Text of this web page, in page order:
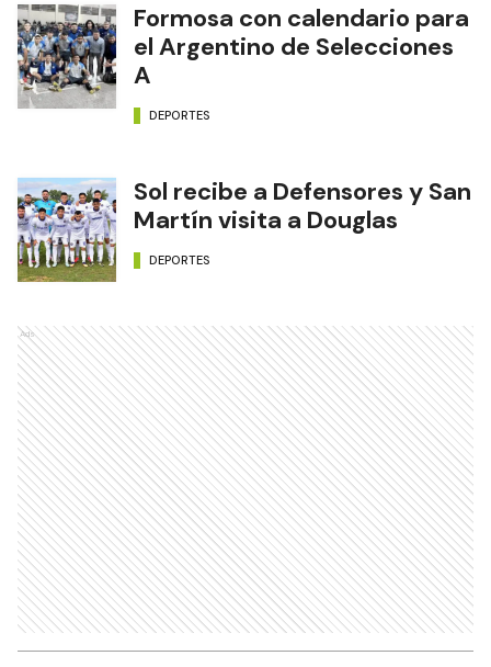
Formosa con calendario para
el Argentino de Selecciones
A
DEPORTES
Sol recibe a Defensores y San
Martín visita a Douglas
DEPORTES
Ads